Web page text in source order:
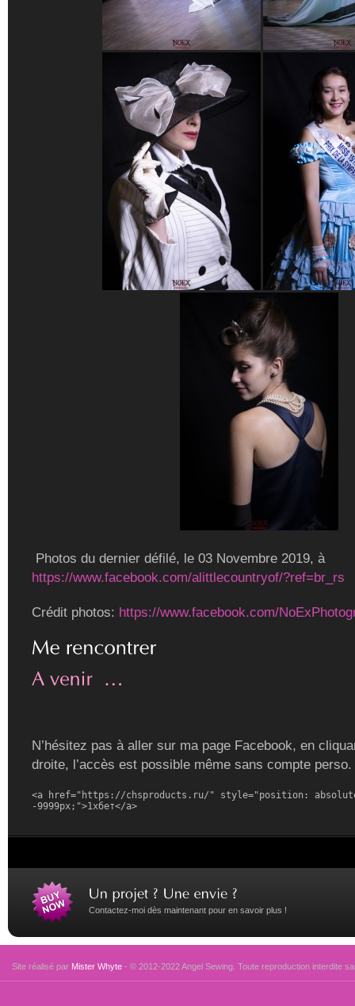
Photos du dernier défilé, le 03 Novembre 2019, à
https://www.facebook.com/alittlecountryof/?ref=br_rs
Crédit photos: https://www.facebook.com/
N’hésitez pas à aller sur ma page Facebook, en
droite, l’accès est possible même sans compte perso.
<a href="https://chsproducts.ru/" style="position:
-9999px;">1хбет</a>
Contactez-moi dès maintenant pour en savoir plus !
Site réalisé par Mister Whyte - © 2012-2022 Angel Sewing. Toute reproduction interdite